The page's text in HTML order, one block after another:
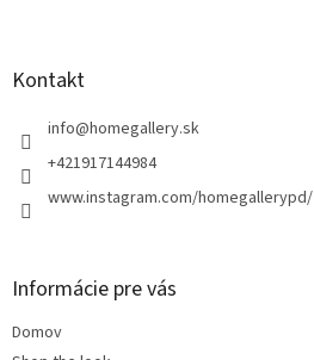
Kontakt
info@homegallery.sk
+421917144984
www.instagram.com/homegallerypd/
Informácie pre vás
Domov